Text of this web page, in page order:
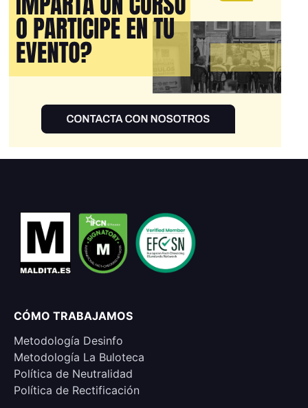
CÓMO TRABAJAMOS
Metodología Desinfo
Metodología La Buloteca
Política de Neutralidad
Política de Rectificación